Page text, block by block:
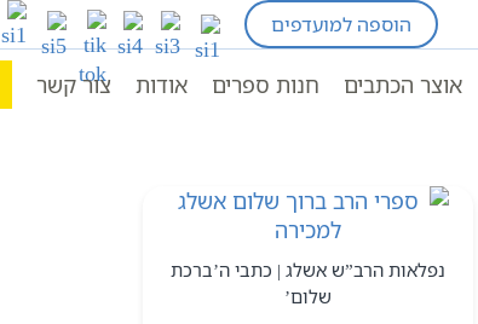
הוספה למועדפים
אוצר הכתבים חנות ספרים אודות צור קשר
נדירים
נפלאות הרב”ש אשלג | כתבי ה’ברכת
שלום’